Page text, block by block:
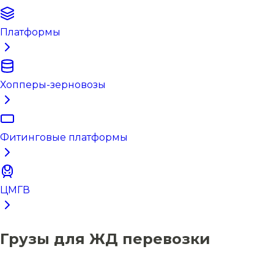
Платформы
Хопперы-зерновозы
Фитинговые платформы
ЦМГВ
Грузы для ЖД перевозки